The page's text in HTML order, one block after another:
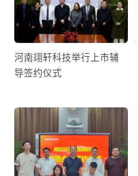
河南翊轩科技举行上市辅
导签约仪式